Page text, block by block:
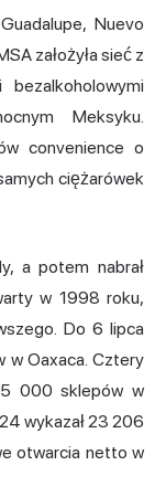
Nuevo
założyła sieć z
Meksyku.
convenience o
ciężarówek
a potem nabrał
w 1998 roku,
Do 6 lipca
w Oaxaca. Cztery
000 sklepów w
wykazał 23 206
otwarcia netto w